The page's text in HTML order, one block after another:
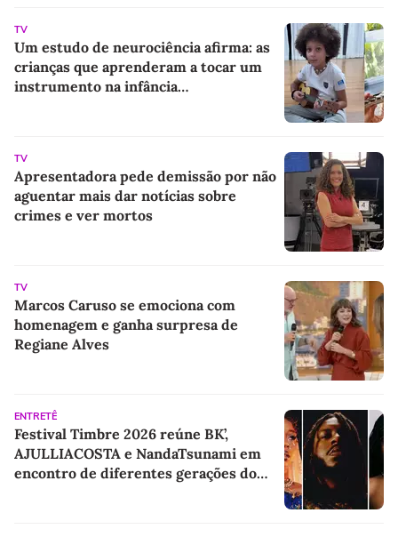
TV
Um estudo de neurociência afirma: as
crianças que aprenderam a tocar um
instrumento na infância
TV
Apresentadora pede demissão por não
aguentar mais dar notícias sobre
crimes e ver mortos
TV
Marcos Caruso se emociona com
homenagem e ganha surpresa de
Regiane Alves
ENTRETÊ
Festival Timbre 2026 reúne BK’,
AJULLIACOSTA e NandaTsunami em
encontro de diferentes gerações do